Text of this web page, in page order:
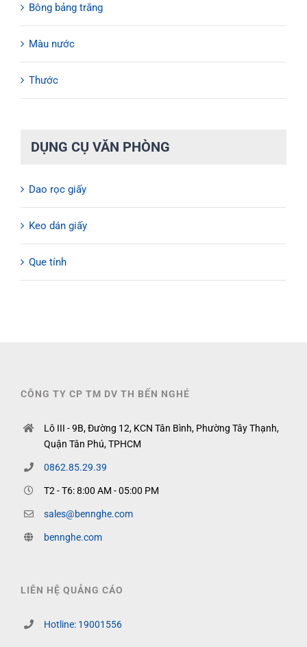
Bông bảng trắng
Màu nước
Thước
DỤNG CỤ VĂN PHÒNG
Dao rọc giấy
Keo dán giấy
Que tính
CÔNG TY CP TM DV TH BẾN NGHÉ
Lô III - 9B, Đường 12, KCN Tân Bình, Phường Tây Thạnh,
Quận Tân Phú, TPHCM
0862.85.29.39
T2 - T6: 8:00 AM - 05:00 PM
sales@bennghe.com
bennghe.com
LIÊN HỆ QUẢNG CÁO
Hotline: 19001556